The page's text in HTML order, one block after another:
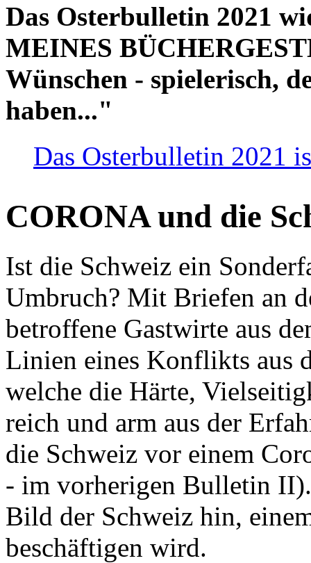
Das Osterbulletin 2021
MEINES
Wünschen - spielerisch,
haben..."
Das Osterbulletin 2021
CORONA und die
Ist die Schweiz ein
Umbruch? Mit Briefen an
betroffene Gastwirte aus
Linien eines Konflikts aus
welche die Härte,
reich und arm aus der
die Schweiz vor einem
- im vorherigen Bulletin
Bild der Schweiz hin,
beschäftigen wird.